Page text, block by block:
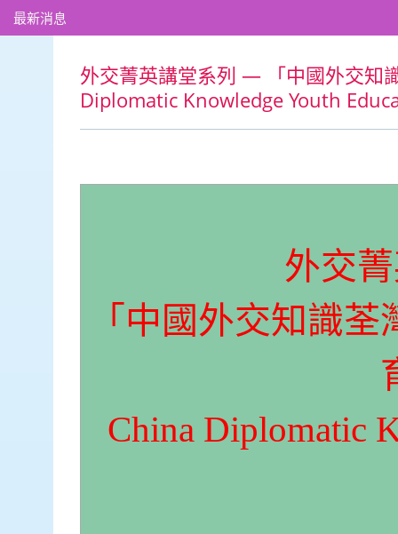
最新消息
外交菁英講堂系列 — 「中國外交知
Diplomatic Knowledge Youth
外交
「中國外交知識
China Diplomatic